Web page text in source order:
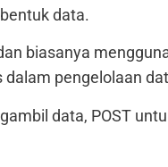
data.
biasanya
pengelolaan
data, POST